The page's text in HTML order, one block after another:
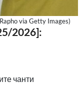
via Getty Images)
2026]:
чанти